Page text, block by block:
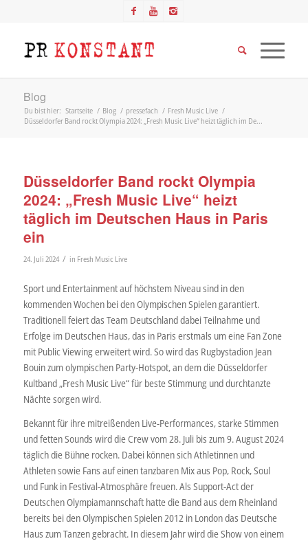
Blog
Du bist hier: Startseite / Blog / pressefach / Fresh Music Live /
Düsseldorfer Band rockt Olympia 2024: „Fresh Music Live“ heizt täglich im De...
Düsseldorfer Band rockt Olympia
2024: „Fresh Music Live“ heizt
täglich im Deutschen Haus in Paris
ein
24. Juli 2024 / in Fresh Music Live
Sport und Entertainment auf höchstem Niveau sind in den
kommenden Wochen bei den Olympischen Spielen garantiert.
Traditionell feiert das Team Deutschland dabei Teilnahme und
Erfolge im Deutschen Haus, das in Paris erstmals um eine Fan Zone
mit Public Viewing erweitert wird. So wird das Rugbystadion Jean
Bouin zum olympischen Party-Hotspot, an dem die Düsseldorfer
Kultband „Fresh Music Live“ für beste Stimmung und durchtanzte
Nächte sorgen wird.
Bekannt für ihre mitreißenden Live-Performances, starke Stimmen
und fetten Sounds wird die Crew vom 28. Juli bis zum 9. August 2024
täglich die Bühne rocken. Dabei können sich Athletinnen und
Athleten sowie Fans auf einen tanzbaren Mix aus Pop, Rock, Soul
und Funk in Festival-Atmosphäre freuen. Als Support-Act der
Deutschen Olympiamannschaft hatte die Band aus dem Rheinland
bereits bei den Olympischen Spielen 2012 in London das Deutsche
Haus zum Tanzen gebracht. In diesem Jahr wird die Show von einem